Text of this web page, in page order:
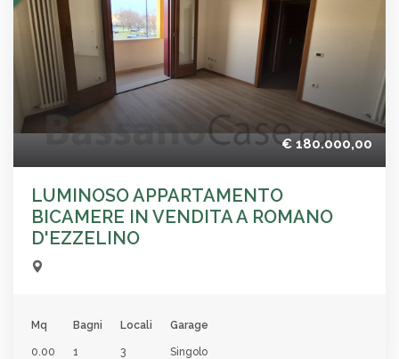
€ 180.000,00
LUMINOSO APPARTAMENTO
BICAMERE IN VENDITA A ROMANO
D'EZZELINO
Mq
0.00
Bagni
1
Locali
3
Garage
Singolo